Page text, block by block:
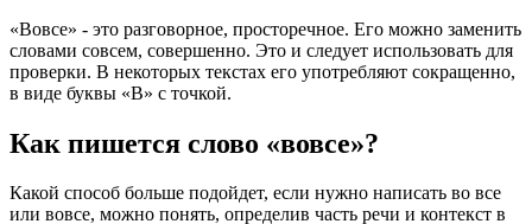
«Вовсе» - это разговорное, просторечное. Его можно заменить
словами совсем, совершенно. Это и следует использовать для
проверки. В некоторых текстах его употребляют сокращенно,
в виде буквы «В» с точкой.
Как пишется слово «вовсе»?
Какой способ больше подойдет, если нужно написать во все
или вовсе, можно понять, определив часть речи и контекст в